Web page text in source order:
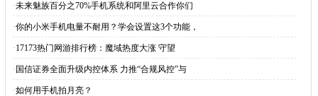
·未来魅族百分之70%手机系统和阿里云合作你们
·你的小米手机电量不耐用？学会设置这3个功能，
·17173热门网游排行榜：魔域热度大涨 守望
· 国信证券全面升级内控体系 力推“合规风控”与
·如何用手机拍月亮？